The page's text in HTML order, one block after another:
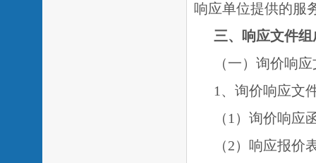
响应单位提供的服
三、响应文件
（一）询价响
1、询价响应文
（ 1 ）询价响应
（2）响应报价